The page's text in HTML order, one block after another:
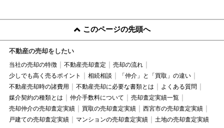
このページの先頭へ
不動産の売却をしたい
当社の売却の特徴 不動産売却査定
売却の流れ
少しでも高く売るポイント
相続相談
「仲介」と「買取」の違い
不動産売却時の諸費用
不動産売却に必要な書類とは
よくある質問
媒介契約の種類とは
仲介手数料について
売却査定実績一覧
売却仲介の売却査定実績
買取の売却査定実績
西宮市の売却査定実績
戸建ての売却査定実績
マンションの売却査定実績 土地の売却査定実績